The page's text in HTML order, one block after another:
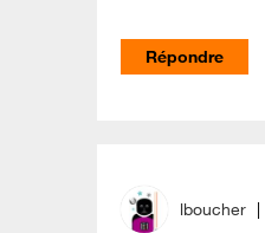
Répondre
lboucher